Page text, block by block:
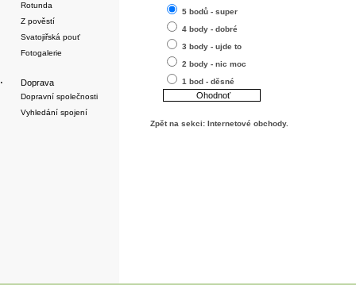
Rotunda
Z pověstí
Svatojiřská pouť
Fotogalerie
· Doprava
Dopravní společnosti
Vyhledání spojení
5 bodů - super
4 body - dobré
3 body - ujde to
2 body - nic moc
1 bod - děsné
Zpět na sekci: Internetové obchody.